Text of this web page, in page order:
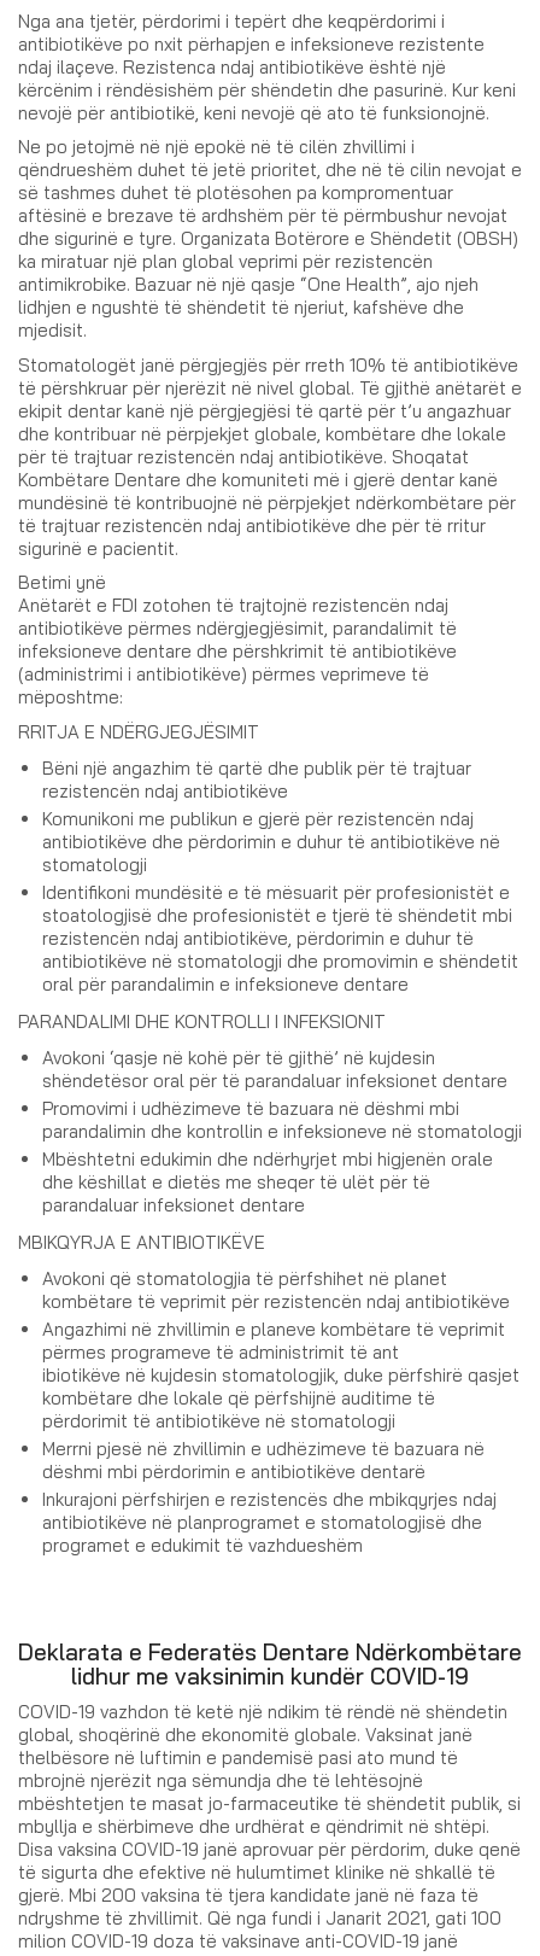
Nga ana tjetër, përdorimi i tepërt dhe keqpërdorimi i
antibiotikëve po nxit përhapjen e infeksioneve rezistente
ndaj ilaçeve. Rezistenca ndaj antibiotikëve është një
kërcënim i rëndësishëm për shëndetin dhe pasurinë. Kur keni
nevojë për antibiotikë, keni nevojë që ato të funksionojnë.
Ne po jetojmë në një epokë në të cilën zhvillimi i
qëndrueshëm duhet të jetë prioritet, dhe në të cilin nevojat e
së tashmes duhet të plotësohen pa kompromentuar
aftësinë e brezave të ardhshëm për të përmbushur nevojat
dhe sigurinë e tyre. Organizata Botërore e Shëndetit (OBSH)
ka miratuar një plan global veprimi për rezistencën
antimikrobike. Bazuar në një qasje “One Health”, ajo njeh
lidhjen e ngushtë të shëndetit të njeriut, kafshëve dhe
mjedisit.
Stomatologët janë përgjegjës për rreth 10% të antibiotikëve
të përshkruar për njerëzit në nivel global. Të gjithë anëtarët e
ekipit dentar kanë një përgjegjësi të qartë për t’u angazhuar
dhe kontribuar në përpjekjet globale, kombëtare dhe lokale
për të trajtuar rezistencën ndaj antibiotikëve. Shoqatat
Kombëtare Dentare dhe komuniteti më i gjerë dentar kanë
mundësinë të kontribuojnë në përpjekjet ndërkombëtare për
të trajtuar rezistencën ndaj antibiotikëve dhe për të rritur
sigurinë e pacientit.
Betimi ynë
Anëtarët e FDI zotohen të trajtojnë rezistencën ndaj
antibiotikëve përmes ndërgjegjësimit, parandalimit të
infeksioneve dentare dhe përshkrimit të antibiotikëve
(administrimi i antibiotikëve) përmes veprimeve të
mëposhtme:
RRITJA E NDËRGJEGJËSIMIT
Bëni një angazhim të qartë dhe publik për të trajtuar
rezistencën ndaj antibiotikëve
Komunikoni me publikun e gjerë për rezistencën ndaj
antibiotikëve dhe përdorimin e duhur të antibiotikëve në
stomatologji
Identifikoni mundësitë e të mësuarit për profesionistët e
stoatologjisë dhe profesionistët e tjerë të shëndetit mbi
rezistencën ndaj antibiotikëve, përdorimin e duhur të
antibiotikëve në stomatologji dhe promovimin e shëndetit
oral për parandalimin e infeksioneve dentare
PARANDALIMI DHE KONTROLLI I INFEKSIONIT
Avokoni ‘qasje në kohë për të gjithë’ në kujdesin
shëndetësor oral për të parandaluar infeksionet dentare
Promovimi i udhëzimeve të bazuara në dëshmi mbi
parandalimin dhe kontrollin e infeksioneve në stomatologji
Mbështetni edukimin dhe ndërhyrjet mbi higjenën orale
dhe këshillat e dietës me sheqer të ulët për të
parandaluar infeksionet dentare
MBIKQYRJA E ANTIBIOTIKËVE
Avokoni që stomatologjia të përfshihet në planet
kombëtare të veprimit për rezistencën ndaj antibiotikëve
Angazhimi në zhvillimin e planeve kombëtare të veprimit
përmes programeve të administrimit të ant
ibiotikëve në kujdesin stomatologjik, duke përfshirë qasjet
kombëtare dhe lokale që përfshijnë auditime të
përdorimit të antibiotikëve në stomatologji
Merrni pjesë në zhvillimin e udhëzimeve të bazuara në
dëshmi mbi përdorimin e antibiotikëve dentarë
Inkurajoni përfshirjen e rezistencës dhe mbikqyrjes ndaj
antibiotikëve në planprogramet e stomatologjisë dhe
programet e edukimit të vazhdueshëm
Deklarata e Federatës Dentare Ndërkombëtare
lidhur me vaksinimin kundër COVID-19
COVID-19 vazhdon të ketë një ndikim të rëndë në shëndetin
global, shoqërinë dhe ekonomitë globale. Vaksinat janë
thelbësore në luftimin e pandemisë pasi ato mund të
mbrojnë njerëzit nga sëmundja dhe të lehtësojnë
mbështetjen te masat jo-farmaceutike të shëndetit publik, si
mbyllja e shërbimeve dhe urdhërat e qëndrimit në shtëpi.
Disa vaksina COVID-19 janë aprovuar për përdorim, duke qenë
të sigurta dhe efektive në hulumtimet klinike në shkallë të
gjerë. Mbi 200 vaksina të tjera kandidate janë në faza të
ndryshme të zhvillimit. Që nga fundi i Janarit 2021, gati 100
milion COVID-19 doza të vaksinave anti-COVID-19 janë